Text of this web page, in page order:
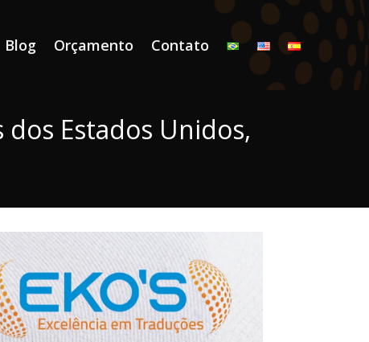
Blog Orçamento Contato
Estados Unidos,